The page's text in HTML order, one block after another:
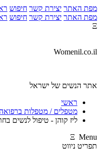
מפת האתר יצירת קשר חיפוש
מפת האתר יצירת קשר חיפוש
Ξ
Womenil.co.il
אתר הנשים של ישראל
ראשי
מטפלים / מטפלות
ליז קוהן - טיפול לנשים
Ξ Menu
תפריט ניווט